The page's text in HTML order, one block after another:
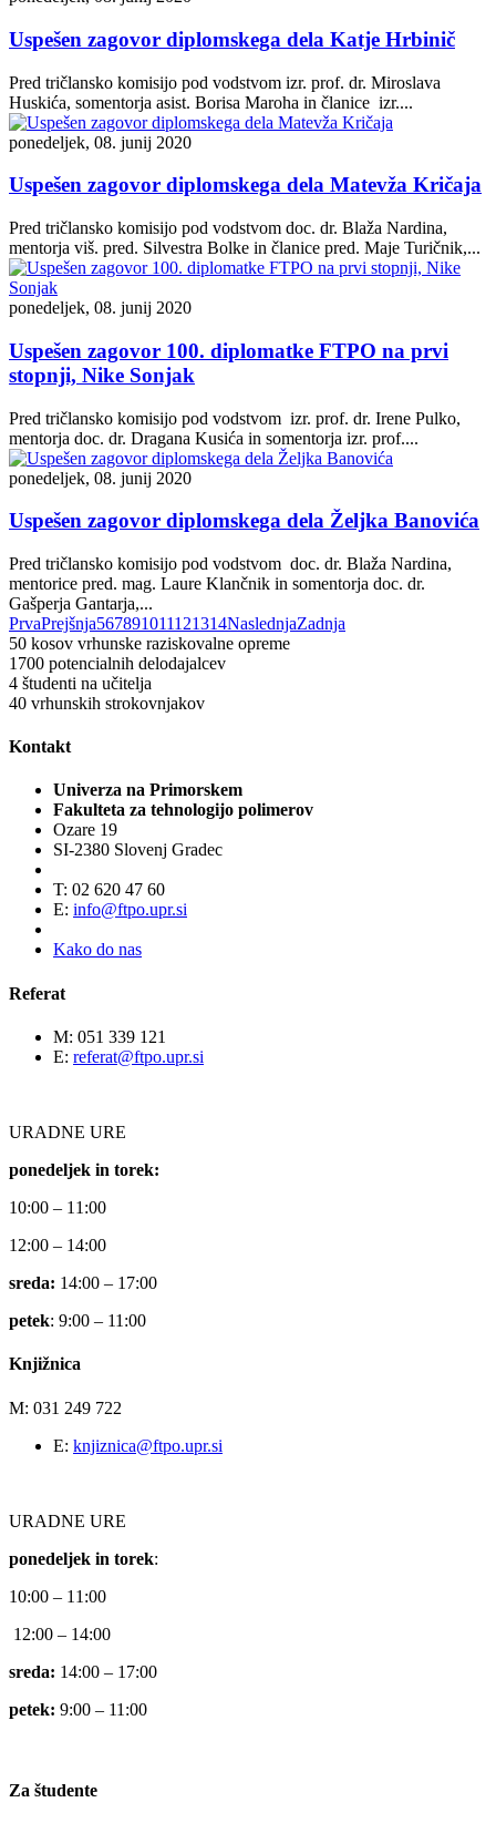
Uspešen zagovor diplomskega dela Katje Hrbinič
Pred tričlansko komisijo pod vodstvom izr. prof. dr. Miroslava
Huskića, somentorja asist. Borisa Maroha in članice izr....
ponedeljek, 08. junij 2020
Uspešen zagovor diplomskega dela Matevža Kričaja
Pred tričlansko komisijo pod vodstvom doc. dr. Blaža Nardina,
mentorja viš. pred. Silvestra Bolke in članice pred. Maje Turičnik,...
ponedeljek, 08. junij 2020
Uspešen zagovor 100. diplomatke FTPO na prvi
stopnji, Nike Sonjak
Pred tričlansko komisijo pod vodstvom izr. prof. dr. Irene Pulko,
mentorja doc. dr. Dragana Kusića in somentorja izr. prof....
ponedeljek, 08. junij 2020
Uspešen zagovor diplomskega dela Željka Banovića
Pred tričlansko komisijo pod vodstvom doc. dr. Blaža Nardina,
mentorice pred. mag. Laure Klančnik in somentorja doc. dr.
Gašperja Gantarja,...
PrvaPrejšnja567891011121314NaslednjaZadnja
50 kosov vrhunske raziskovalne opreme
1700 potencialnih delodajalcev
4 študenti na učitelja
40 vrhunskih strokovnjakov
Kontakt
Univerza na Primorskem
Fakulteta za tehnologijo polimerov
Ozare 19
SI-2380 Slovenj Gradec
T: 02 620 47 60
E: info@ftpo.upr.si
Kako do nas
Referat
M: 051 339 121
E: referat@ftpo.upr.si
URADNE URE
ponedeljek in torek:
10:00 – 11:00
12:00 – 14:00
sreda: 14:00 – 17:00
petek: 9:00 – 11:00
Knjižnica
M: 031 249 722
E: knjiznica@ftpo.upr.si
URADNE URE
ponedeljek in torek:
10:00 – 11:00
12:00 – 14:00
sreda: 14:00 – 17:00
petek: 9:00 – 11:00
Za študente